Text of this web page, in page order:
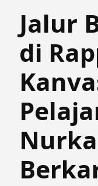
Jalur
di